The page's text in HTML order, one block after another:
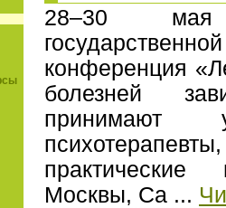
28–30
конференция
болезней
принимают
Москвы, Са ...